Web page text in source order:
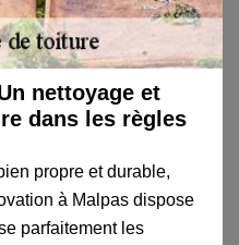
nettoyage et
dans les règles
propre et durable,
à Malpas dispose
parfaitement les